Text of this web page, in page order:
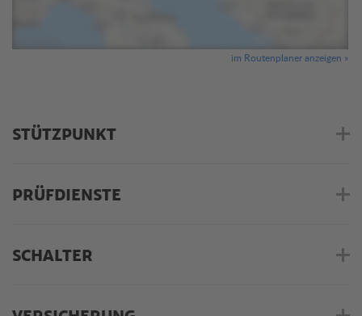
im Routenplaner anzeigen »
STÜTZPUNKT
PRÜFDIENSTE
SCHALTER